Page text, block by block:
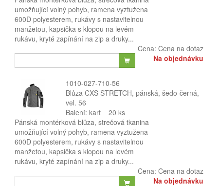
umožňující volný pohyb, ramena vyztužena
600D polyesterem, rukávy s nastavitelnou
manžetou, kapsička s klopou na levém
rukávu, kryté zapínání na zip a druky...
Cena: Cena na dotaz
Na objednávku
1010-027-710-56
Blůza CXS STRETCH, pánská, šedo-černá,
vel. 56
Balení: kart = 20 ks
Pánská montérková blůza, strečová tkanina
umožňující volný pohyb, ramena vyztužena
600D polyesterem, rukávy s nastavitelnou
manžetou, kapsička s klopou na levém
rukávu, kryté zapínání na zip a druky...
Cena: Cena na dotaz
Na objednávku